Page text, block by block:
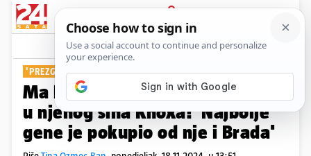
PRIJAVA
Show Komentari
'PREZGODAN JE'
Ma kakva Angelina, svi gledali
u njenog sina Knoxa! 'Najbolje
gene je pokupio od nje i Brada'